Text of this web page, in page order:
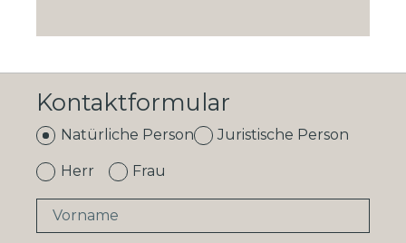
Kontaktformular
Natürliche Person Juristische Person
Herr Frau
Vorname